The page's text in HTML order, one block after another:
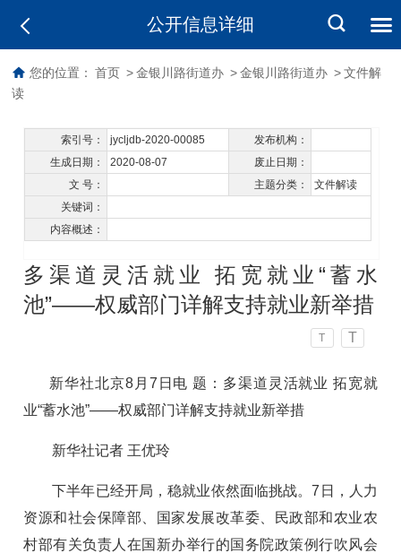
公开信息详细
您的位置： 首页 > 金银川路街道办 > 金银川路街道办 > 文件解
读
索引号： jycljdb-2020-00085
发布机构：
生成日期：
2020-08-07
废止日期：
文 号：
主题分类：
文件解读
关键词：
内容概述：
多渠道灵活就业 拓宽就业“蓄水
池”——权威部门详解支持就业新举措
T T
新华社北京8月7日电 题：多渠道灵活就业 拓宽就
业“蓄水池”——权威部门详解支持就业新举措
新华社记者 王优玲
下半年已经开局，稳就业依然面临挑战。7日，人力
资源和社会保障部、国家发展改革委、民政部和农业农
村部有关负责人在国新办举行的国务院政策例行吹风会